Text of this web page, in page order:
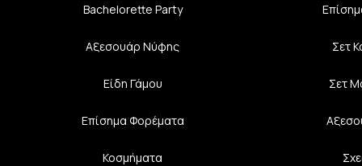
Bachelorette Party
Αξεσουάρ Νύφης
Είδη Γάμου
Επίσημα Φορέματα
Κοσμήματα
Σετ
Σετ